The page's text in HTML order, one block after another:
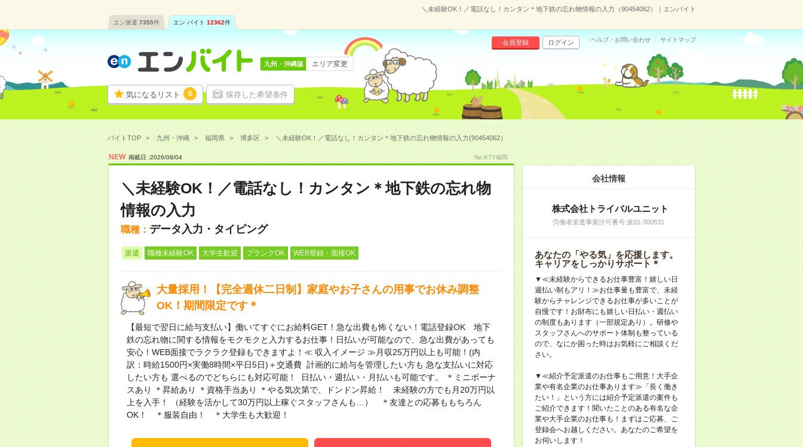
＼未経験OK！／電話なし！カンタン＊地下鉄の忘れ物情報の入力（90454062）｜エンバイト
エン派遣 7355件 エン バイト 12362件
気になるリスト 0 保存した希望条件
会員登録 ログイン ヘルプ・お問い合わせ サイトマップ
九州・沖縄版 エリア変更
バイトTOP 九州・沖縄 福岡県 博多区 ＼未経験OK！／電話なし！カンタン＊地下鉄の忘れ物情報の入力(90454062）
NEW 掲載日 :2026/08/04 No.KTY福岡
＼未経験OK！／電話なし！カンタン＊地下鉄の忘れ物
情報の入力
職種： データ入力・タイピング
派遣 職種未経験OK 大学生歓迎 ブランクOK WEB登録・面接OK
大量採用！【完全週休二日制】家庭やお子さんの用事でお休み調整
OK！期間限定です＊
【最短で翌日に給与支払い】働いてすぐにお給料GET！急な出費も怖くない！電話登録OK 地下
鉄の忘れ物に関する情報をモクモクと入力するお仕事！日払いが可能なので、急な出費があっても
安心！WEB面接でラクラク登録もできますよ！≪ 収入イメージ ≫月収25万円以上も可能！(内
訳：時給1500円×実働8時間×平日5日)＋交通費 計画的に給与を管理したい方も 急な支払いに対応
したい方も 選べるのでどちらにも対応可能！ 日払い・週払い・月払いも可能です。 ＊ミニボーナ
スあり ＊昇給あり ＊資格手当あり ＊やる気次第で、ドンドン昇給！ 未経験の方でも月20万円以
上を入手！ （経験を活かして30万円以上稼ぐスタッフさんも…） ＊友達との応募ももちろん
OK！ ＊服装自由！ ＊大学生も大歓迎！
会社情報
株式会社トライバルユニット
労働者派遣事業許可番号:派01-300531
あなたの「やる気」を応援します。
キャリアをしっかりサポート＊
▼≪未経験からできるお仕事豊富！嬉しい日
週払い制もアリ！≫お仕事量も豊富で、未経
験からチャレンジできるお仕事が多いことが
自慢です！お財布にも嬉しい日払い・週払い
の制度もあります（一部規定あり）。研修や
スタッフさんへのサポート体制も整っている
ので、なにか困った時はお気軽にご相談くだ
さい。
▼≪紹介予定派遣のお仕事もご用意！大手企
業や有名企業のお仕事あります≫「長く働き
たい！」という方には紹介予定派遣の案件も
ご紹介できます！聞いたことのある有名な企
業や大手企業のお仕事も！まずはご応募、ご
登録会へお越しください。あなたのご希望を
お伺いします！